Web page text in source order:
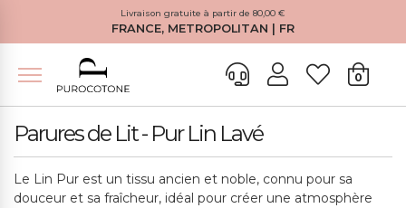
Livraison gratuite à partir de 80,00 €
FRANCE, METROPOLITAN | FR
0
Parures de Lit - Pur Lin Lavé
Le Lin Pur est un tissu ancien et noble, connu pour sa
douceur et sa fraîcheur, idéal pour créer une atmosphère